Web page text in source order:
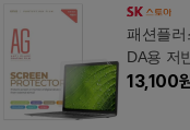
패션플러
DA용 저
13,100